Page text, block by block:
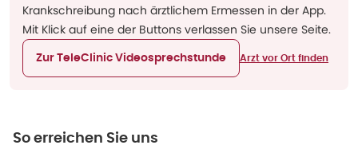
Krankschreibung nach ärztlichem Ermessen in der App.
Mit Klick auf eine der Buttons verlassen Sie unsere Seite.
Zur TeleClinic Videosprechstunde Arzt vor Ort finden
So erreichen Sie uns